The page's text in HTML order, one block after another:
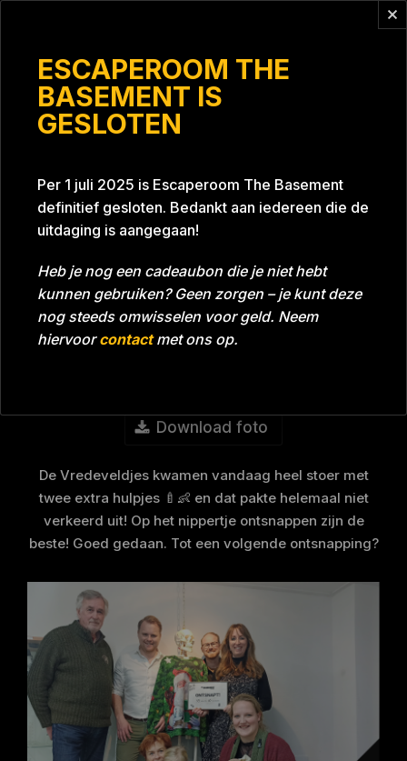
ESCAPEROOM THE
BASEMENT IS
GESLOTEN
Per 1 juli 2025 is Escaperoom The Basement
definitief gesloten. Bedankt aan iedereen die de
uitdaging is aangegaan!
Heb je nog een cadeaubon die je niet hebt
kunnen gebruiken? Geen zorgen – je kunt deze
nog steeds omwisselen voor geld. Neem
hiervoorcontactmet ons op.
Tijd 59:06 Datum 26-12-2022
Room Project Blue 26A8
Download foto
De Vredeveldjes kwamen vandaag heel stoer met
twee extra hulpjes 🍼👶 en dat pakte helemaal niet
verkeerd uit! Op het nippertje ontsnappen zijn de
beste! Goed gedaan. Tot een volgende ontsnapping?